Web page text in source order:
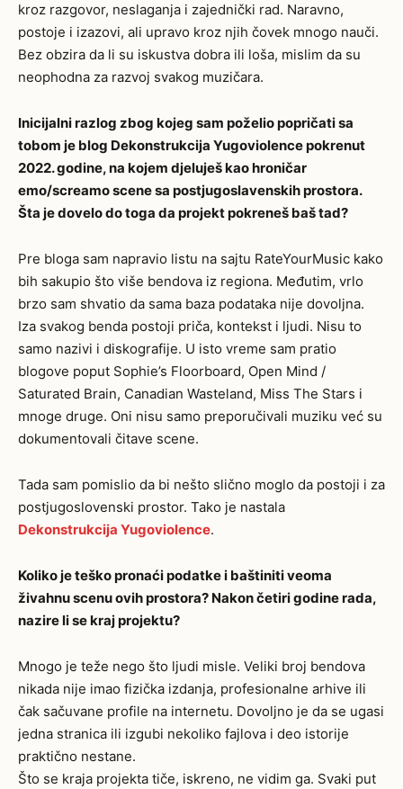
kroz razgovor, neslaganja i zajednički rad. Naravno,
postoje i izazovi, ali upravo kroz njih čovek mnogo nauči.
Bez obzira da li su iskustva dobra ili loša, mislim da su
neophodna za razvoj svakog muzičara.
Inicijalni razlog zbog kojeg sam poželio popričati sa
tobom je blog Dekonstrukcija Yugoviolence pokrenut
2022. godine, na kojem djeluješ kao hroničar
emo/screamo scene sa postjugoslavenskih prostora.
Šta je dovelo do toga da projekt pokreneš baš tad?
Pre bloga sam napravio listu na sajtu RateYourMusic kako
bih sakupio što više bendova iz regiona. Međutim, vrlo
brzo sam shvatio da sama baza podataka nije dovoljna.
Iza svakog benda postoji priča, kontekst i ljudi. Nisu to
samo nazivi i diskografije. U isto vreme sam pratio
blogove poput Sophie’s Floorboard, Open Mind /
Saturated Brain, Canadian Wasteland, Miss The Stars i
mnoge druge. Oni nisu samo preporučivali muziku već su
dokumentovali čitave scene.
Tada sam pomislio da bi nešto slično moglo da postoji i za
postjugoslovenski prostor. Tako je nastala
Dekonstrukcija Yugoviolence.
Koliko je teško pronaći podatke i baštiniti veoma
živahnu scenu ovih prostora? Nakon četiri godine rada,
nazire li se kraj projektu?
Mnogo je teže nego što ljudi misle. Veliki broj bendova
nikada nije imao fizička izdanja, profesionalne arhive ili
čak sačuvane profile na internetu. Dovoljno je da se ugasi
jedna stranica ili izgubi nekoliko fajlova i deo istorije
praktično nestane.
Što se kraja projekta tiče, iskreno, ne vidim ga. Svaki put